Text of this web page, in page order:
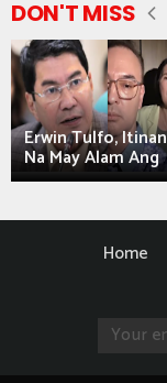
DON'T MISS
Erwin Tulfo,
Na May Alam Ang
Home